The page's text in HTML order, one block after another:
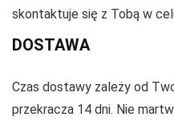
skontaktuje się z Tobą w
DOSTAWA
Czas dostawy zależy od
przekracza 14 dni. Nie